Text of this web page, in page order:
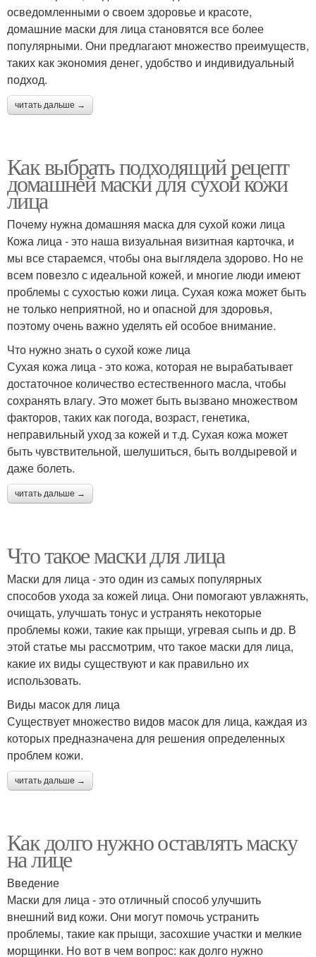
осведомленными о своем здоровье и красоте,
домашние маски для лица становятся все более
популярными. Они предлагают множество преимуществ,
таких как экономия денег, удобство и индивидуальный
подход.
читать дальше →
Как выбрать подходящий рецепт
домашней маски для сухой кожи
лица
Почему нужна домашняя маска для сухой кожи лица
Кожа лица - это наша визуальная визитная карточка, и
мы все стараемся, чтобы она выглядела здорово. Но не
всем повезло с идеальной кожей, и многие люди имеют
проблемы с сухостью кожи лица. Сухая кожа может быть
не только неприятной, но и опасной для здоровья,
поэтому очень важно уделять ей особое внимание.
Что нужно знать о сухой коже лица
Сухая кожа лица - это кожа, которая не вырабатывает
достаточное количество естественного масла, чтобы
сохранять влагу. Это может быть вызвано множеством
факторов, таких как погода, возраст, генетика,
неправильный уход за кожей и т.д. Сухая кожа может
быть чувствительной, шелушиться, быть волдыревой и
даже болеть.
читать дальше →
Что такое маски для лица
Маски для лица - это один из самых популярных
способов ухода за кожей лица. Они помогают увлажнять,
очищать, улучшать тонус и устранять некоторые
проблемы кожи, такие как прыщи, угревая сыпь и др. В
этой статье мы рассмотрим, что такое маски для лица,
какие их виды существуют и как правильно их
использовать.
Виды масок для лица
Существует множество видов масок для лица, каждая из
которых предназначена для решения определенных
проблем кожи.
читать дальше →
Как долго нужно оставлять маску
на лице
Введение
Маски для лица - это отличный способ улучшить
внешний вид кожи. Они могут помочь устранить
проблемы, такие как прыщи, засохшие участки и мелкие
морщинки. Но вот в чем вопрос: как долго нужно